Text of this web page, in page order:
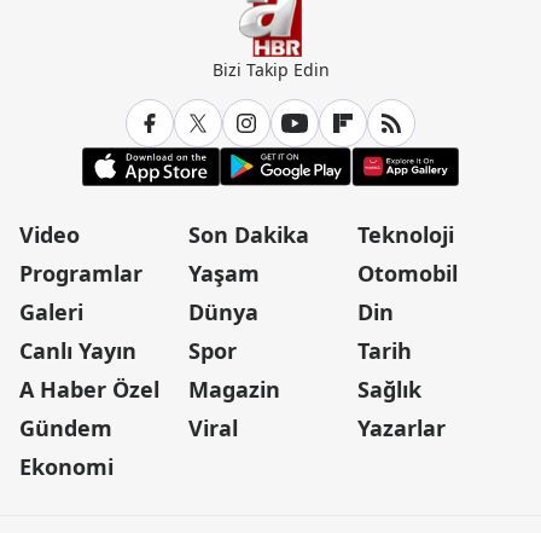
Bizi Takip Edin
Video
Programlar
Galeri
Canlı Yayın
A Haber Özel
Gündem
Ekonomi
Son Dakika
Yaşam
Dünya
Spor
Magazin
Viral
Teknoloji
Otomobil
Din
Tarih
Sağlık
Yazarlar